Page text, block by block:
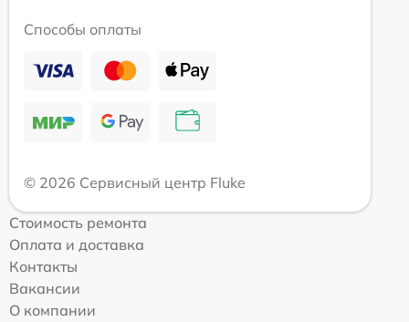
Способы оплаты
© 2026 Сервисный центр Fluke
Стоимость ремонта
Оплата и доставка
Контакты
Вакансии
О компании